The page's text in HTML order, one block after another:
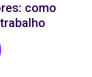
como